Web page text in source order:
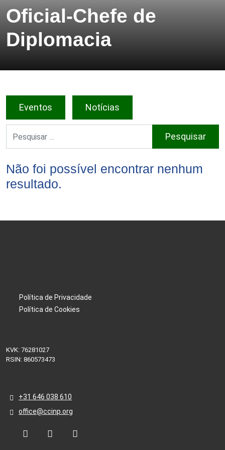
Oficial-Chefe de
Diplomacia
Eventos Notícias
Não foi possível encontrar nenhum
resultado.
Política de Privacidade
Política de Cookies
KVK: 76281027
RSIN: 860573473
+31 646 038 610
office@ccinp.org